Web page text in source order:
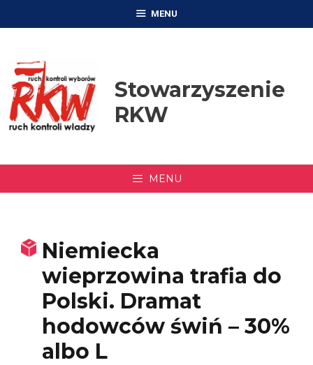
MENU
Stowarzyszenie
RKW
MENU
Niemiecka
wieprzowina trafia do
Polski. Dramat
hodowców świń – 30%
albo L